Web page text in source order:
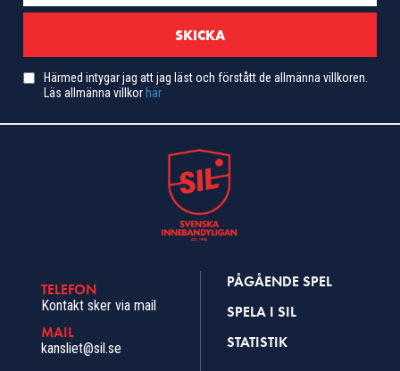
Härmed intygar jag att jag läst och förstått de allmänna villkoren.
Läs allmänna villkor här
TELEFON
Kontakt sker via mail
MAIL
kansliet@sil.se
PÅGÅENDE SPEL
SPELA I SIL
STATISTIK